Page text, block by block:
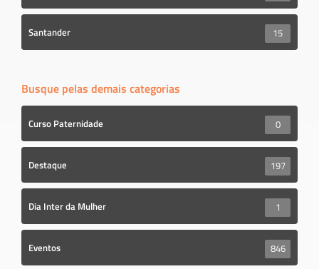
Santander 15
Busque pelas demais categorias
Curso Paternidade 0
Destaque 197
Dia Inter da Mulher 1
Eventos 846